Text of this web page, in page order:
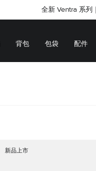
全新 Ventra 系列
背包 包袋 配件
新品上市